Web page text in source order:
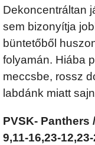
Dekoncentráltan
sem bizonyítja
büntetőből
folyamán. Hiába
meccsbe, rossz
labdánk miatt
PVSK- Panthers
9,11-16,23-